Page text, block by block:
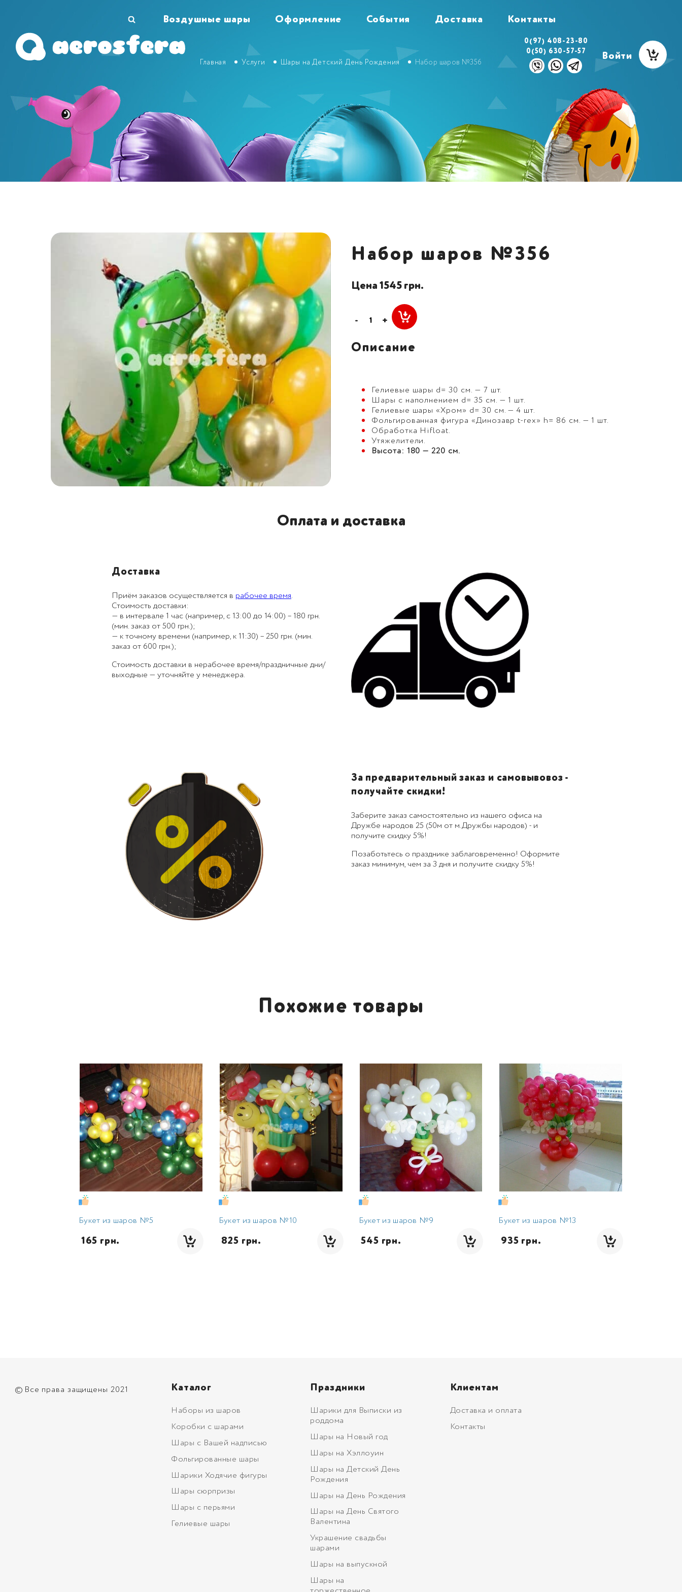
Воздушные шары Оформление События Доставка Контакты
0(97) 408-23-80
0(50) 630-57-57
Войти
Главная Услуги Шары на Детский День Рождения Набор шаров №356
Набор шаров №356
Цена 1545 грн.
- +
Описание
Гелиевые шары d= 30 см. — 7 шт.
Шары с наполнением d= 35 см. — 1 шт.
Гелиевые шары «Хром» d= 30 см. — 4 шт.
Фольгированная фигура «Динозавр t-rex» h= 86 см. — 1 шт.
Обработка Hifloat.
Утяжелители.
Высота: 180 — 220 см.
Оплата и доставка
Доставка
Приём заказов осуществляется в рабочее время.
Стоимость доставки:
— в интервале 1 час (например, с 13:00 до 14:00) – 180 грн.
(мин. заказ от 500 грн.);
— к точному времени (например, к 11:30) – 250 грн. (мин.
заказ от 600 грн.);
Стоимость доставки в нерабочее время/праздничные дни/
выходные — уточняйте у менеджера.
За предварительный заказ и самовывовоз -
получайте скидки!
Заберите заказ самостоятельно из нашего офиса на
Дружбе народов 25 (50м от м.Дружбы народов) - и
получите скидку 5%!
Позаботьтесь о празднике заблаговременно! Оформите
заказ минимум, чем за 3 дня и получите скидку 5%!
Похожие товары
Букет из шаров №5
165 грн.
Букет из шаров №10
825 грн.
Букет из шаров №9
545 грн.
Букет из шаров №13
935 грн.
©Все права защищены 2021 Каталог
Наборы из шаров
Коробки с шарами
Шары с Вашей надписью
Фольгированные шары
Шарики Ходячие фигуры
Шары сюрпризы
Шары с перьями
Гелиевые шары
Праздники
Шарики для Выписки из
роддома
Шары на Новый год
Шары на Хэллоуин
Шары на Детский День
Рождения
Шары на День Рождения
Шары на День Святого
Валентина
Украшение свадьбы
шарами
Шары на выпускной
Шары на
Клиентам
Доставка и оплата
Контакты